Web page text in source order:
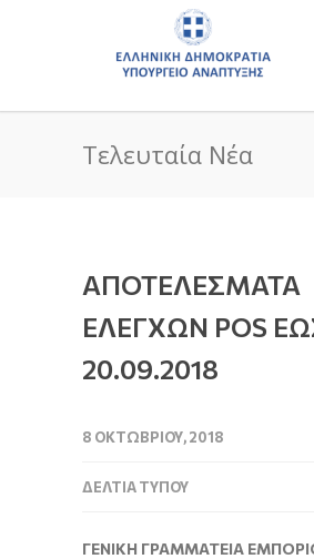
Τελευταία Νέα
ΑΠΟΤΕΛΕΣΜΑΤΑ
ΕΛΕΓΧΩΝ POS
20.09.2018
8 ΟΚΤΩΒΡΊΟΥ, 2018
ΔΕΛΤΊΑ ΤΎΠΟΥ
ΓΕΝΙΚΗ ΓΡΑΜΜΑΤΕΙΑ